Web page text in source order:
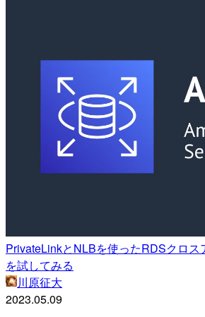
PrivateLinkとNLBを使ったRDSクロス
を試してみる
川原征大
2023.05.09